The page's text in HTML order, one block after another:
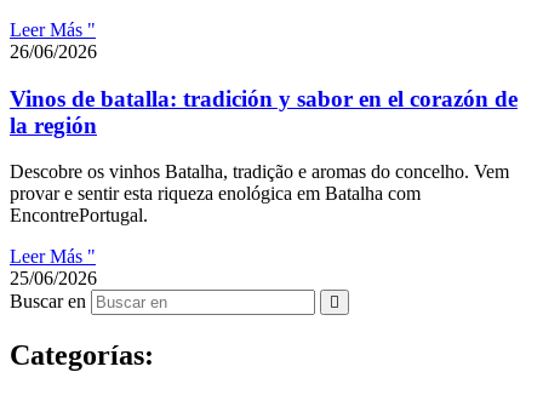
Leer Más "
26/06/2026
Vinos de batalla: tradición y sabor en el corazón de
la región
Descobre os vinhos Batalha, tradição e aromas do concelho. Vem
provar e sentir esta riqueza enológica em Batalha com
EncontrePortugal.
Leer Más "
25/06/2026
Buscar en
Categorías: